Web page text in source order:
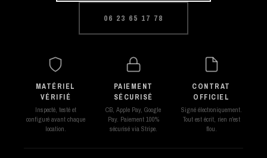
06 23 65 17 78
MATÉRIEL
VÉRIFIÉ
Inspecté, testé et
configuré avant chaque
location.
PAIEMENT
SÉCURISÉ
CB, Apple Pay, Google
Pay. Paiement 100%
sécurisé via Stripe.
CONTRAT
OFFICIEL
Signé électroniquement.
Tout est écrit, rien n'est
flou.